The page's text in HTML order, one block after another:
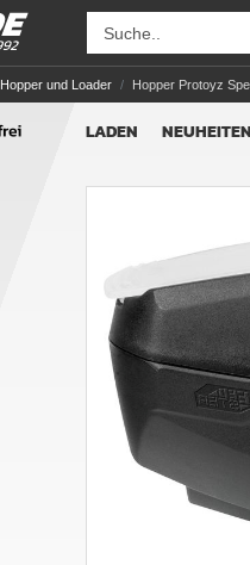
Hopper und Loader Hopper Protoyz
LADEN NEUHEITEN